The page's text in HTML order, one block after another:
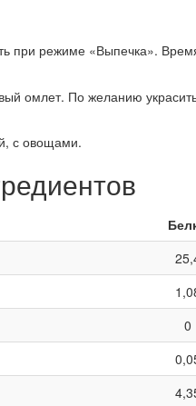
при режиме «Выпечка».
омлет. По желанию
с овощами.
0